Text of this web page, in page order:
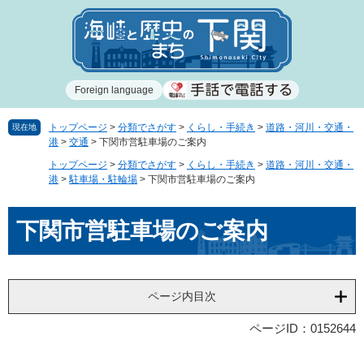
で
ば
Foreign language
現在地 トップページ > 分類でさがす > くらし・手続き > 道路・河川・交通・
港 > 交通 > 下関市営駐車場のご案内
トップページ > 分類でさがす > くらし・手続き > 道路・河川・交通・
港 >駐車場・駐輪場 > 下関市営駐車場のご案内
下関市営駐車場のご案内
ページ内目次
ページID：0152644